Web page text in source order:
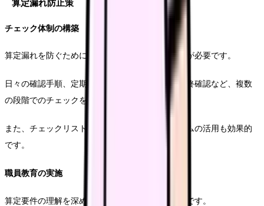
算定漏れ防止策
チェック体制の構築
算定漏れを防ぐためには、組織的なチェック体制が必要です。
日々の確認手順、定期的な点検、責任者による最終確認など、複数
の段階でのチェックを実施することが重要です。
また、チェックリストの活用や電子カルテシステムの活用も効果的
です。
職員教育の実施
算定要件の理解を深めるための職員教育は不可欠です。